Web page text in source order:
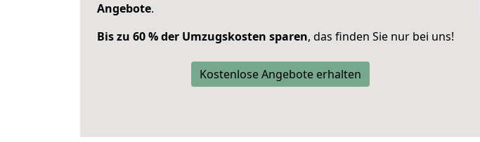
Angebote.
Bis zu 60 % der Umzugskosten sparen, das finden Sie nur bei uns!
Kostenlose Angebote erhalten